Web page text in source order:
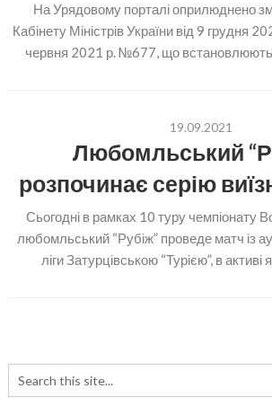
На Урядовому порталі оприлюднено
Кабінету Міністрів України від 9 грудня
червня 2021 р. №677, що встановлюють
19.09.2021
Любомльський
розпочинає серію
Сьогодні в рамках 10 туру чемпіонату
любомльський “Рубіж” проведе матч із
ліги Затурцівською “Турією”, в активі